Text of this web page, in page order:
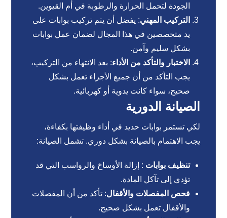
الجودة لتحمل الحرارة والرطوبة في أم القيوين.
التركيب المهني: يفضل أن يتم تركيب بوابات على
يد متخصصين في هذا المجال لضمان عمل بوابات
بشكل سليم وآمن.
الاختبار والتأكد من الأداء: بعد الانتهاء من التركيب،
يجب التأكد من أن جميع الأجزاء تعمل بشكل
صحيح، سواء كانت يدوية أو كهربائية.
الصيانة الدورية
لكي تستمر بوابات حديد في أداء وظيفتها بكفاءة،
يجب الاهتمام بالصيانة بشكل دوري. تشمل الصيانة:
تنظيف بوابات : إزالة الأوساخ والرواسب التي قد
تؤدي إلى تآكل المادة.
فحص المفصلات والأقفال: تأكد من أن المفصلات
والأقفال تعمل بشكل صحيح.